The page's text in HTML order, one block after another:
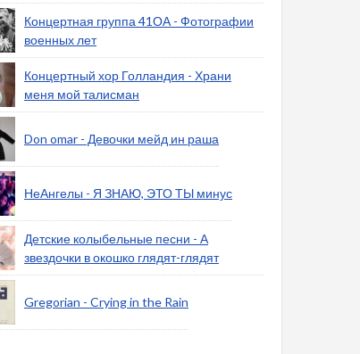
Концертная группа 41ОА - Фотографии
военных лет
Концертный хор Голландия - Храни
меня мой талисман
Don omar - Девочки мейд ин раша
НеАнгелы - Я ЗНАЮ, ЭТО ТЫ минус
Детские колыбельные песни - А
звездочки в окошко глядят-глядят
Gregorian - Crying in the Rain